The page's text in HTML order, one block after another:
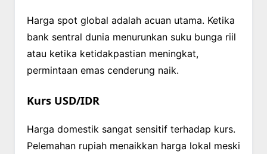
Harga spot global adalah acuan utama. Ketika
bank sentral dunia menurunkan suku bunga riil
atau ketika ketidakpastian meningkat,
permintaan emas cenderung naik.
Kurs USD/IDR
Harga domestik sangat sensitif terhadap kurs.
Pelemahan rupiah menaikkan harga lokal meski